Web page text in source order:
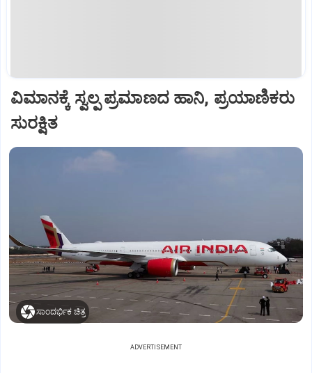
ವಿಮಾನಕ್ಕೆ ಸ್ವಲ್ಪ ಪ್ರಮಾಣದ ಹಾನಿ, ಪ್ರಯಾಣಿಕರು
ಸುರಕ್ಷಿತ
ಸಾಂದರ್ಭಿಕ ಚಿತ್ರ
ADVERTISEMENT